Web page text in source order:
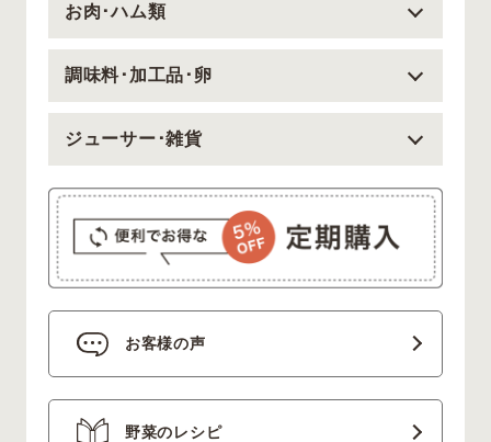
お肉･ハム類
調味料･加工品･卵
ジューサー･雑貨
お客様の声
野菜のレシピ